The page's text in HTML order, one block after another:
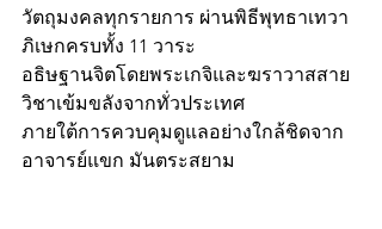
วัตถุมงคลทุกรายการ ผ่านพิธีพุทธาเทวา
ภิเษกครบทั้ง 11 วาระ
อธิษฐานจิตโดยพระเกจิและฆราวาสสาย
วิชาเข้มขลังจากทั่วประเทศ
ภายใต้การควบคุมดูแลอย่างใกล้ชิดจาก
อาจารย์แขก มันตระสยาม